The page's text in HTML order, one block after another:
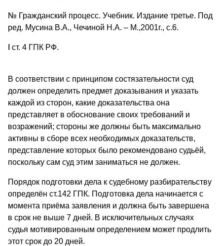
№ Гражданский процесс. Учебник. Издание третье. Под
ред. Мусина В.А., Чечиной Н.А. – М.,2001г., с.6.
ст. 4 ГПК РФ.
В соответствии с принципом состязательности суд
должен определить предмет доказывания и указать
каждой из сторон, какие доказательства она
представляет в обоснование своих требований и
возражений; стороны же должны быть максимально
активны в сборе всех необходимых доказательств,
представление которых было рекомендовано судьёй,
поскольку сам суд этим заниматься не должен.
Порядок подготовки дела к судебному разбирательству
определён ст.142 ГПК. Подготовка дела начинается с
момента приёма заявления и должна быть завершена
в срок не выше 7 дней. В исключительных случаях
судья мотивированным определением может продлить
этот срок до 20 дней.